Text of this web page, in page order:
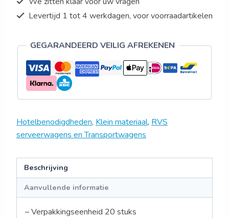
Levertijd 1 tot 4 werkdagen, voor voorraadartikelen
GEGARANDEERD VEILIG AFREKENEN
Hotelbenodigdheden, Klein materiaal, RVS
serveerwagens en Transportwagens
Beschrijving
Aanvullende informatie
– Verpakkingseenheid 20 stuks